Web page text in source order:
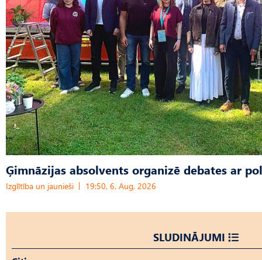
Ģimnāzijas absolvents organizē debates ar
Izglītība un jaunieši 19:50, 6. Aug, 2026
SLUDINĀJUMI